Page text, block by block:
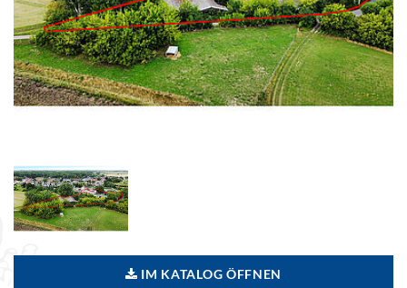
IM KATALOG ÖFFNEN